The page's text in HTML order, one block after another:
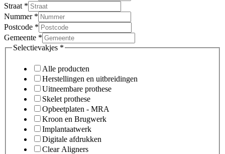
Straat *
Nummer *
Postcode *
Gemeente *
Selectievakjes *
Alle producten
Herstellingen en uitbreidingen
Uitneembare prothese
Skelet prothese
Opbeetplaten - MRA
Kroon en Brugwerk
Implantaatwerk
Digitale afdrukken
Clear Aligners